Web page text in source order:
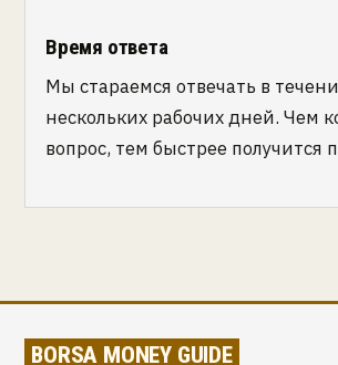
Время ответа
Мы стараемся отвечать в
нескольких рабочих дней. Чем
вопрос, тем быстрее получится
BORSA MONEY GUIDE